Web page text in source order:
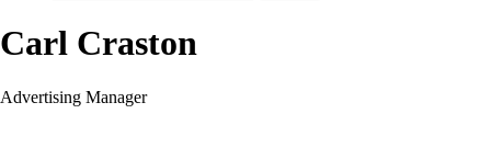
Carl Craston
Advertising Manager